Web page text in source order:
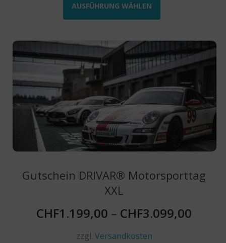
AUSFÜHRUNG WÄHLEN
Die
Optionen
können
der
Produktseite
gewählt
werden
Gutschein DRIVAR® Motorsporttag
XXL
CHF1.199,00 – CHF3.099,00
zzgl. Versandkosten